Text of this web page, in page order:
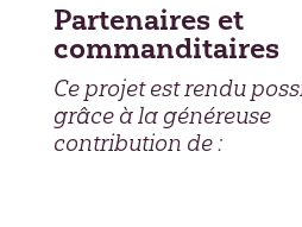
Partenaires et
commanditaires
Ce projet est rendu
grâce à la généreuse
contribution de :